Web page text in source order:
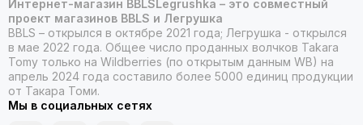
Интернет-магазин BBLSLegrushka – это совместный
проект магазинов BBLS и Легрушка
BBLS – открылся в октябре 2021 года; Легрушка - открылся
в мае 2022 года. Общее число проданных волчков Takara
Tomy только на Wildberries (по открытым данным WB) на
апрель 2024 года составило более 5000 единиц продукции
от Такара Томи.
Мы в социальных сетях